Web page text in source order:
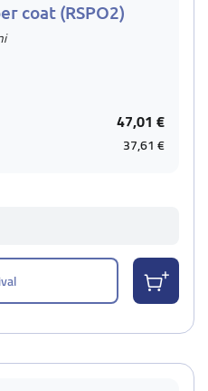
coat (RSPO2)
47,01 €
37,61 €